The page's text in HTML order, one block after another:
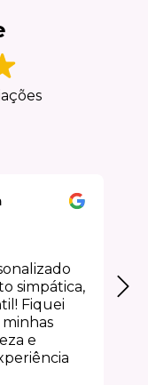
simpática,
Fiquei
e